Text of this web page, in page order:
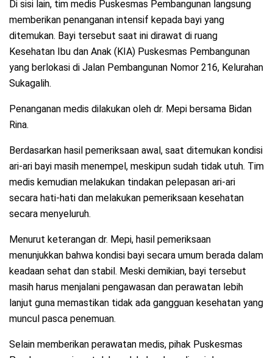
Di sisi lain, tim medis Puskesmas Pembangunan langsung
memberikan penanganan intensif kepada bayi yang
ditemukan. Bayi tersebut saat ini dirawat di ruang
Kesehatan Ibu dan Anak (KIA) Puskesmas Pembangunan
yang berlokasi di Jalan Pembangunan Nomor 216, Kelurahan
Sukagalih.
Penanganan medis dilakukan oleh dr. Mepi bersama Bidan
Rina.
Berdasarkan hasil pemeriksaan awal, saat ditemukan kondisi
ari-ari bayi masih menempel, meskipun sudah tidak utuh. Tim
medis kemudian melakukan tindakan pelepasan ari-ari
secara hati-hati dan melakukan pemeriksaan kesehatan
secara menyeluruh.
Menurut keterangan dr. Mepi, hasil pemeriksaan
menunjukkan bahwa kondisi bayi secara umum berada dalam
keadaan sehat dan stabil. Meski demikian, bayi tersebut
masih harus menjalani pengawasan dan perawatan lebih
lanjut guna memastikan tidak ada gangguan kesehatan yang
muncul pasca penemuan.
Selain memberikan perawatan medis, pihak Puskesmas